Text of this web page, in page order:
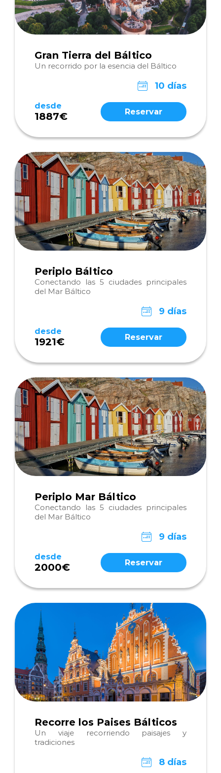
Gran Tierra del Báltico
Un recorrido por la esencia del Báltico
10 días
desde
1887€ Reservar
Periplo Báltico
Conectando las 5 ciudades principales
del Mar Báltico
9 días
desde
1921€ Reservar
Periplo Mar Báltico
Conectando las 5 ciudades principales
del Mar Báltico
9 días
desde
2000€ Reservar
Recorre los Paises Bálticos
Un viaje recorriendo paisajes y
tradiciones
8 días